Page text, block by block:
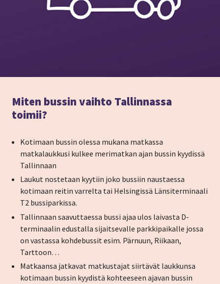
Miten bussin vaihto Tallinnassa
toimii?
Kotimaan bussin olessa mukana matkassa
matkalaukkusi kulkee merimatkan ajan bussin kyydissä
Tallinnaan
Laukut nostetaan kyytiin joko bussiin naustaessa
kotimaan reitin varrelta tai Helsingissä Länsiterminaali
T2 bussiparkissa.
Tallinnaan saavuttaessa bussi ajaa ulos laivasta D-
terminaalin edustalla sijaitsevalle parkkipaikalle jossa
on vastassa kohdebussit esim. Pärnuun, Riikaan,
Tarttoon…
Matkaansa jatkavat matkustajat siirtävät laukkunsa
kotimaan bussin kyydistä kohteeseen ajavan bussin